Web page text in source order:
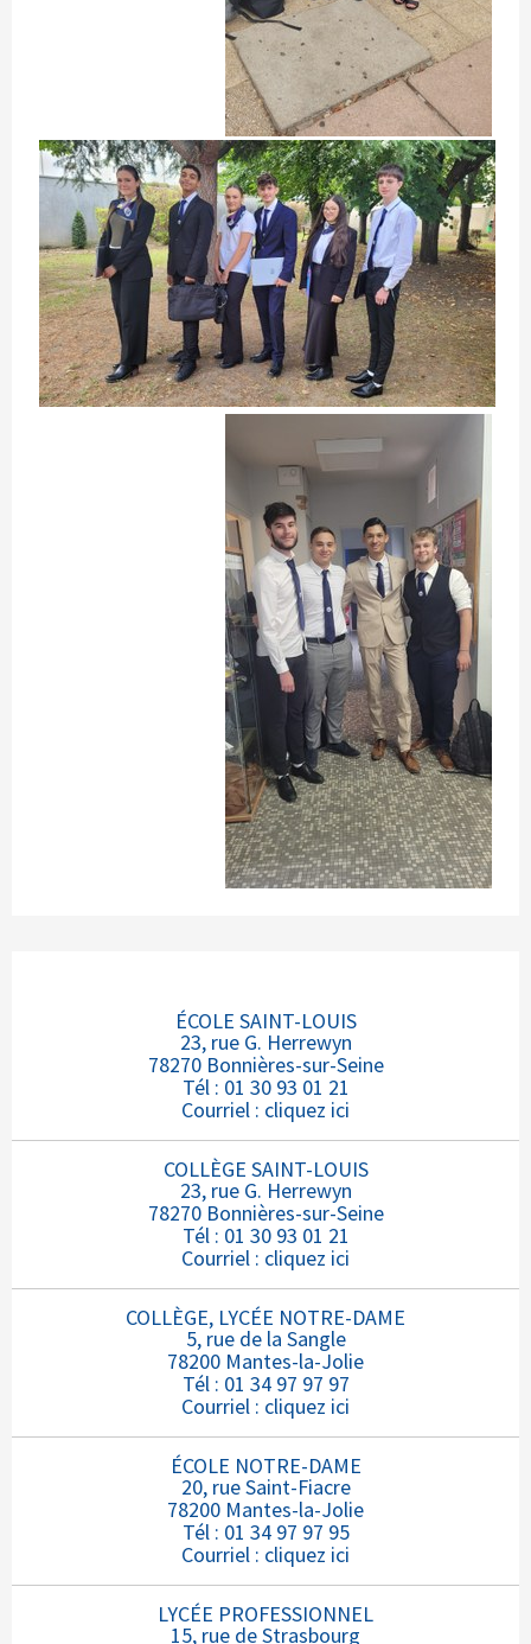
ÉCOLE SAINT-LOUIS
23, rue G. Herrewyn
78270 Bonnières-sur-Seine
Tél : 01 30 93 01 21
Courriel : cliquez ici
COLLÈGE SAINT-LOUIS
23, rue G. Herrewyn
78270 Bonnières-sur-Seine
Tél : 01 30 93 01 21
Courriel : cliquez ici
COLLÈGE, LYCÉE NOTRE-DAME
5, rue de la Sangle
78200 Mantes-la-Jolie
Tél : 01 34 97 97 97
Courriel : cliquez ici
ÉCOLE NOTRE-DAME
20, rue Saint-Fiacre
78200 Mantes-la-Jolie
Tél : 01 34 97 97 95
Courriel : cliquez ici
LYCÉE PROFESSIONNEL
15, rue de Strasbourg